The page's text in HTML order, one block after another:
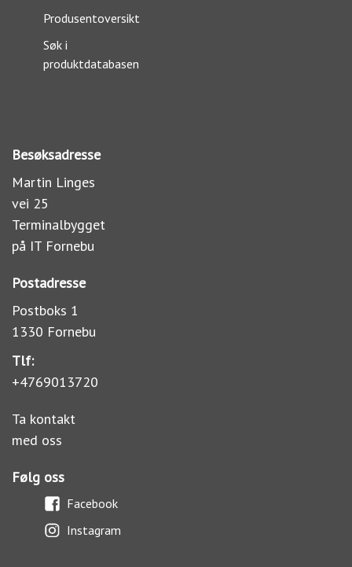
Produsentoversikt
Søk i
produktdatabasen
Besøksadresse
Martin Linges
vei 25
Terminalbygget
på IT Fornebu
Postadresse
Postboks 1
1330 Fornebu
Tlf:
+4769013720
Ta kontakt
med oss
Følg oss
Facebook
Instagram